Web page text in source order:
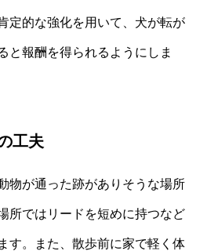
定的な強化を用いて、犬が転が
と報酬を得られるようにしま
工夫
物が通った跡がありそうな場所
所ではリードを短めに持つなど
す。また、散歩前に家で軽く体